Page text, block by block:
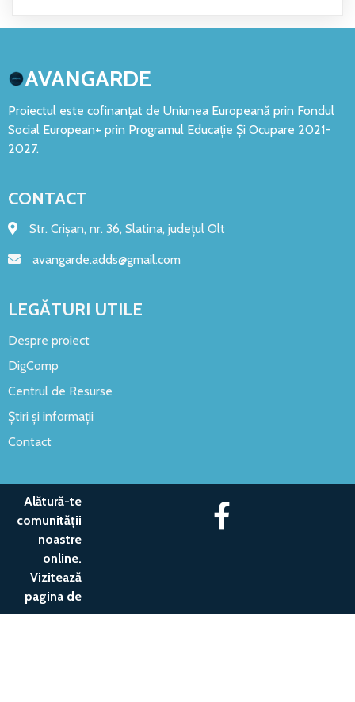
AVANGARDE
Proiectul este cofinanțat de Uniunea Europeană prin Fondul
Social European+ prin Programul Educație Și Ocupare 2021-
2027.
CONTACT
Str. Crișan, nr. 36, Slatina, județul Olt
avangarde.adds@gmail.com
LEGĂTURI UTILE
Despre proiect
DigComp
Centrul de Resurse
Știri și informații
Contact
Alătură-te
comunității
noastre
online.
Vizitează
pagina de